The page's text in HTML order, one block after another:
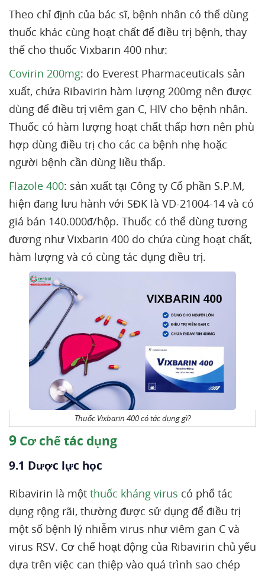
Theo chỉ định của bác sĩ, bệnh nhân có thể dùng
thuốc khác cùng hoạt chất để điều trị bệnh, thay
thế cho thuốc Vixbarin 400 như:
Covirin 200mg: do Everest Pharmaceuticals sản
xuất, chứa Ribavirin hàm lượng 200mg nên được
dùng để điều trị viêm gan C, HIV cho bệnh nhân.
Thuốc có hàm lượng hoạt chất thấp hơn nên phù
hợp dùng điều trị cho các ca bệnh nhẹ hoặc
người bệnh cần dùng liều thấp.
Flazole 400: sản xuất tại Công ty Cổ phần S.P.M,
hiện đang lưu hành với SĐK là VD-21004-14 và có
giá bán 140.000đ/hộp. Thuốc có thể dùng tương
đương như Vixbarin 400 do chứa cùng hoạt chất,
hàm lượng và có cùng tác dụng điều trị.
Thuốc Vixbarin 400 có tác dụng gì?
9 Cơ chế tác dụng
9.1 Dược lực học
Ribavirin là một thuốc kháng virus có phổ tác
dụng rộng rãi, thường được sử dụng để điều trị
một số bệnh lý nhiễm virus như viêm gan C và
virus RSV. Cơ chế hoạt động của Ribavirin chủ yếu
dựa trên việc can thiệp vào quá trình sao chép